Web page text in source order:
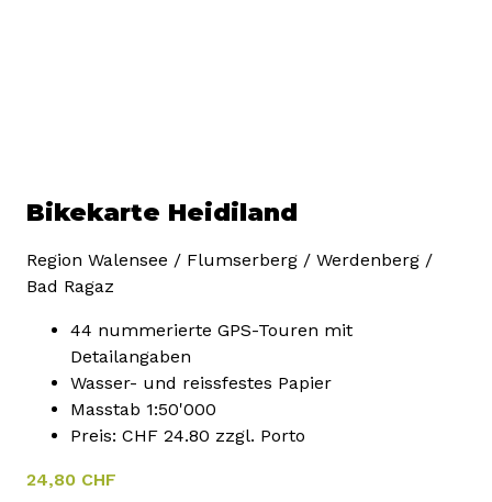
Bikekarte Heidiland
Region Walensee / Flumserberg / Werdenberg /
Bad Ragaz
44 nummerierte GPS-Touren mit
Detailangaben
Wasser- und reissfestes Papier
Masstab 1:50'000
Preis: CHF 24.80 zzgl. Porto
24,80 CHF